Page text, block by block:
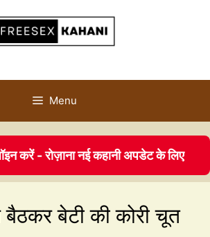
Menu
करें - रोज़ाना नई कहानी अपडेट के लिए
बैठकर बेटी की कोरी चूत